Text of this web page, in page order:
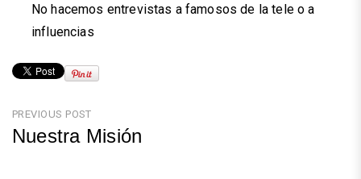
No hacemos entrevistas a famosos de la tele o a
influencias
Navegación
de
PREVIOUS POST
Nuestra Misión